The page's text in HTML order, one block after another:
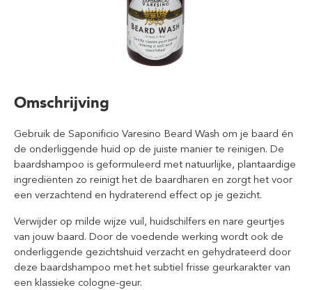
Omschrijving
Gebruik de Saponificio Varesino Beard Wash om je baard én
de onderliggende huid op de juiste manier te reinigen. De
baardshampoo is geformuleerd met natuurlijke, plantaardige
ingrediënten zo reinigt het de baardharen en zorgt het voor
een verzachtend en hydraterend effect op je gezicht.
Verwijder op milde wijze vuil, huidschilfers en nare geurtjes
van jouw baard. Door de voedende werking wordt ook de
onderliggende gezichtshuid verzacht en gehydrateerd door
deze baardshampoo met het subtiel frisse geurkarakter van
een klassieke cologne-geur.